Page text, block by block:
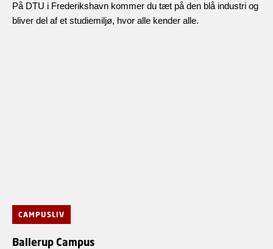
På DTU i Frederikshavn kommer du tæt på den blå industri og
bliver del af et studiemiljø, hvor alle kender alle.
CAMPUSLIV
Ballerup Campus